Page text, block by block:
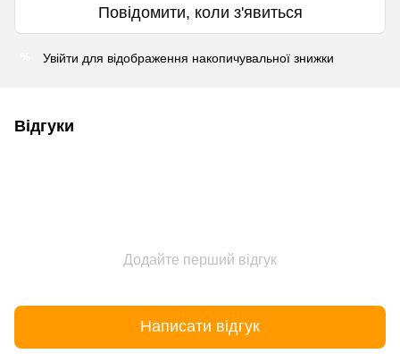
Повідомити, коли з'явиться
Увійти для відображення накопичувальної знижки
Відгуки
Додайте перший відгук
Написати відгук